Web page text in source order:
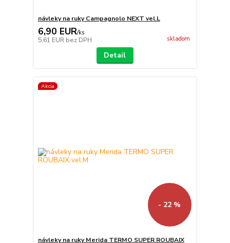
návleky na ruky Campagnolo NEXT vel.L
6,90 EUR/ks
5,61 EUR bez DPH skladom
Detail
Akcia
- 22 %
návleky na ruky Merida TERMO SUPER ROUBAIX